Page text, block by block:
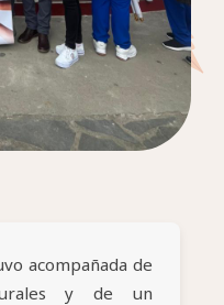
acompañada de
y de un